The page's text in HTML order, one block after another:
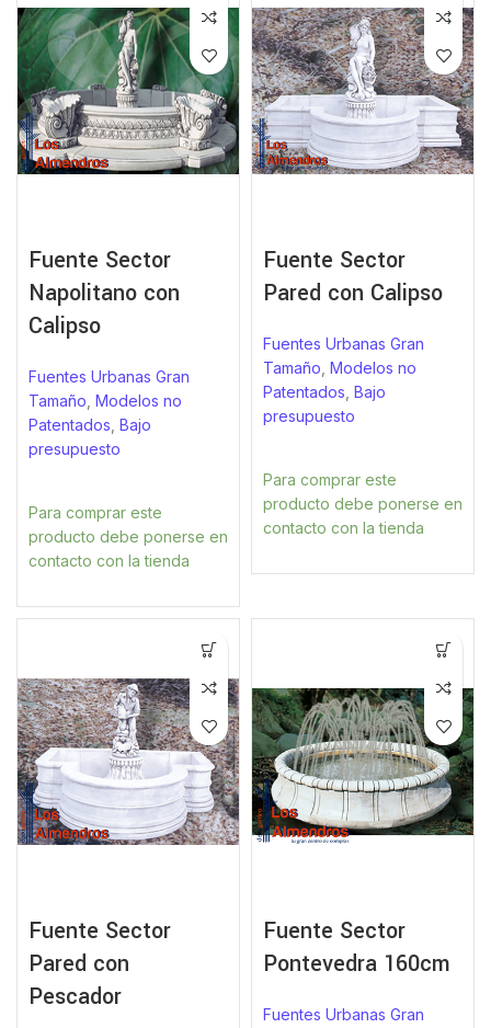
Fuente Sector
Napolitano con
Calipso
Fuentes Urbanas Gran
Tamaño Modelos no
Patentados Bajo
presupuesto
Para comprar este
producto debe ponerse en
contacto con la tienda
Fuente Sector
Pared con Calipso
Fuentes Urbanas Gran
Tamaño Modelos no
Patentados Bajo
presupuesto
Para comprar este
producto debe ponerse en
contacto con la tienda
Fuente Sector
Pared con
Pescador
Fuente Sector
Pontevedra 160cm
Fuentes Urbanas Gran